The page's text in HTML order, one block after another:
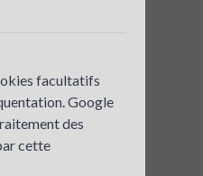
facultatifs
Google
des
cette